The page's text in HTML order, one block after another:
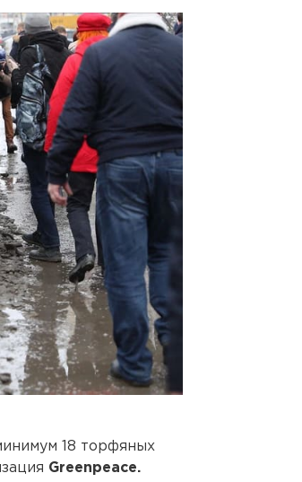
18 торфяных
Greenpeace.